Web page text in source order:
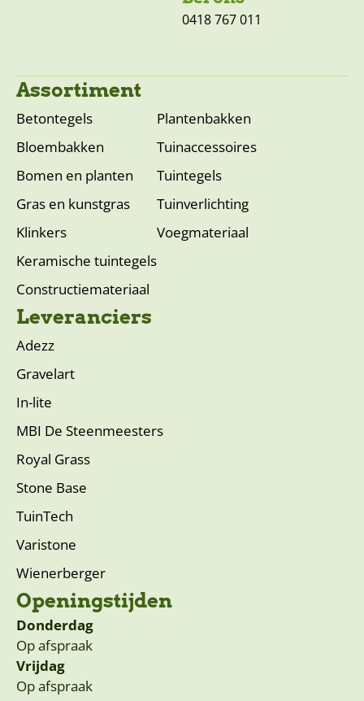
0418 767 011
Assortiment
Betontegels
Bloembakken
Bomen en planten
Gras en kunstgras
Klinkers
Keramische tuintegels
Constructiemateriaal
Plantenbakken
Tuinaccessoires
Tuintegels
Tuinverlichting
Voegmateriaal
Leveranciers
Adezz
Gravelart
In-lite
MBI De Steenmeesters
Royal Grass
Stone Base
TuinTech
Varistone
Wienerberger
Openingstijden
Donderdag
Op afspraak
Vrijdag
Op afspraak